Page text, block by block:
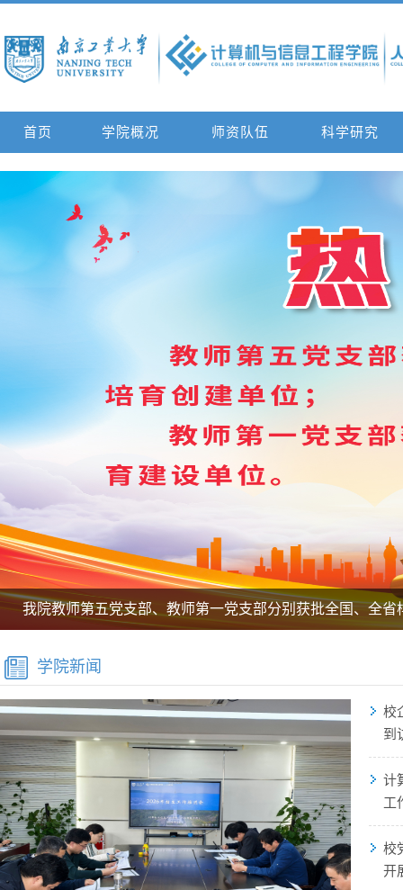
首页 学院概况 师资队伍 科学研究
我院教师第五党支部、教师第一党支部分别获批全国、全省
学院新闻
校
到
计
工
校
开